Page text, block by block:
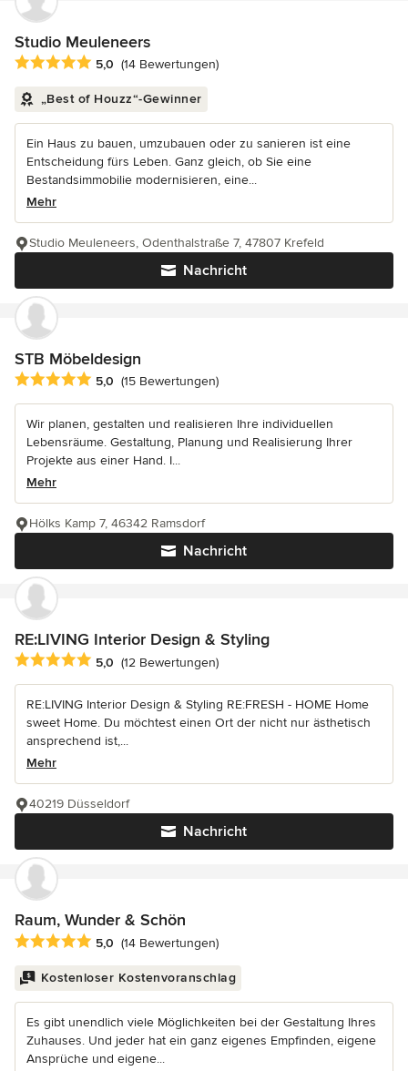
Studio Meuleneers
Durchschnittliche Bewertung: 5 von 5 Sternen
5,0 (14 Bewertungen)
„Best of Houzz“-Gewinner
Ein Haus zu bauen, umzubauen oder zu sanieren ist eine
Entscheidung fürs Leben. Ganz gleich, ob Sie eine
Bestandsimmobilie modernisieren, eine...
Mehr
Nachricht
Studio Meuleneers, Odenthalstraße 7, 47807 Krefeld
STB Möbeldesign
Durchschnittliche Bewertung: 5 von 5 Sternen
5,0 (15 Bewertungen)
Wir planen, gestalten und realisieren Ihre individuellen
Lebensräume. Gestaltung, Planung und Realisierung Ihrer
Projekte aus einer Hand. I...
Mehr
Nachricht
Hölks Kamp 7, 46342 Ramsdorf
RE:LIVING Interior Design & Styling
Durchschnittliche Bewertung: 5 von 5 Sternen
5,0 (12 Bewertungen)
RE:LIVING Interior Design & Styling RE:FRESH - HOME Home
sweet Home. Du möchtest einen Ort der nicht nur ästhetisch
ansprechend ist,...
Mehr
Nachricht
40219 Düsseldorf
Raum, Wunder & Schön
Durchschnittliche Bewertung: 5 von 5 Sternen
5,0 (14 Bewertungen)
Kostenloser Kostenvoranschlag
Es gibt unendlich viele Möglichkeiten bei der Gestaltung Ihres
Zuhauses. Und jeder hat ein ganz eigenes Empfinden, eigene
Ansprüche und eigene...